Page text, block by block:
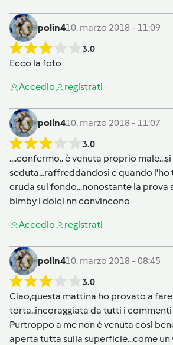
polin410. marzo 2018 - 11:09
3.0
Ecco la foto
Accedio registrati
polin410. marzo 2018 - 11:07
3.0
....confermo.. è venuta proprio
seduta...raffreddandosi e quando l'ho
cruda sul fondo...nonostante la prova
bimby i dolci nn convincono
Accedio registrati
polin410. marzo 2018 - 08:45
3.0
Ciao,questa mattina ho provato a
torta..incoraggiata da tutti i
Purtroppo a me non é venuta così
aperta tutta sulla superficie...come un